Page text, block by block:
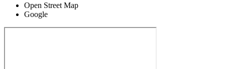
Open Street Map
Google